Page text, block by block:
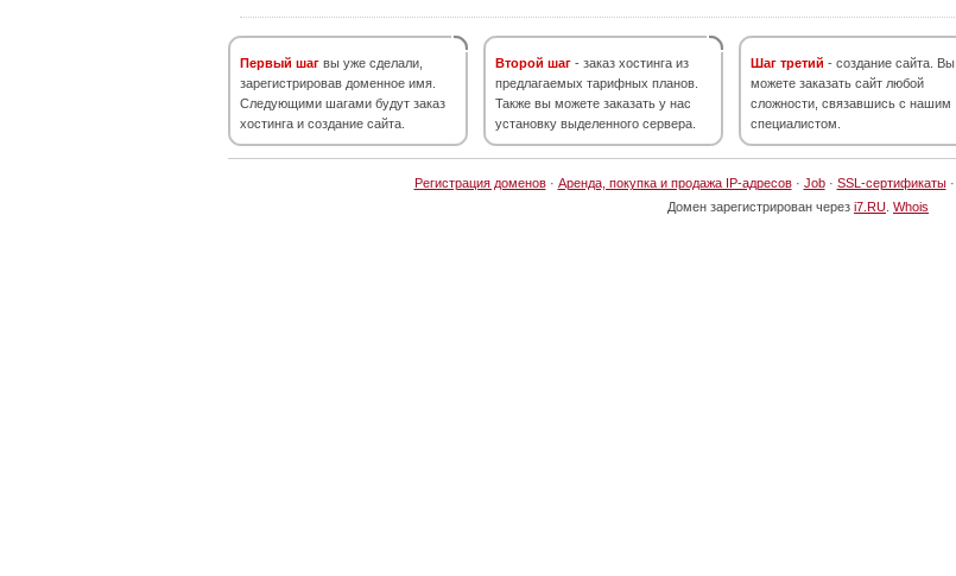
Первый шаг вы уже сделали,
зарегистрировав доменное имя.
Следующими шагами будут заказ
хостинга и создание сайта.
Второй шаг - заказ хостинга из
предлагаемых тарифных планов.
Также вы можете заказать у нас
установку выделенного сервера.
Шаг третий - создание сайта. Вы
можете заказать сайт любой
сложности, связавшись с нашим
специалистом.
Регистрация доменов· Аренда, покупка и продажа IP-адресов· Job· SSL-сертификаты·
Домен зарегистрирован через i7.RU Whois